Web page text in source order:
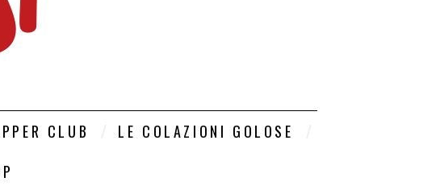
CLUB
LE COLAZIONI GOLOSE